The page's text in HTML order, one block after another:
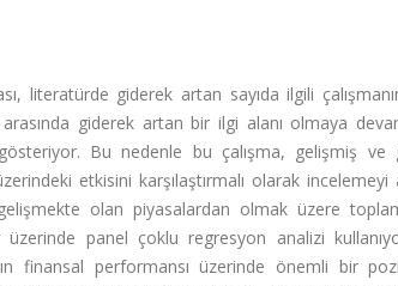
literatürde giderek artan sayıda ilgili
giderek artan bir ilgi alanı olmaya
Bu nedenle bu çalışma, gelişmiş ve
etkisini karşılaştırmalı olarak incelemeyi
olan piyasalardan olmak üzere
panel çoklu regresyon analizi
finansal performansı üzerinde önemli bir